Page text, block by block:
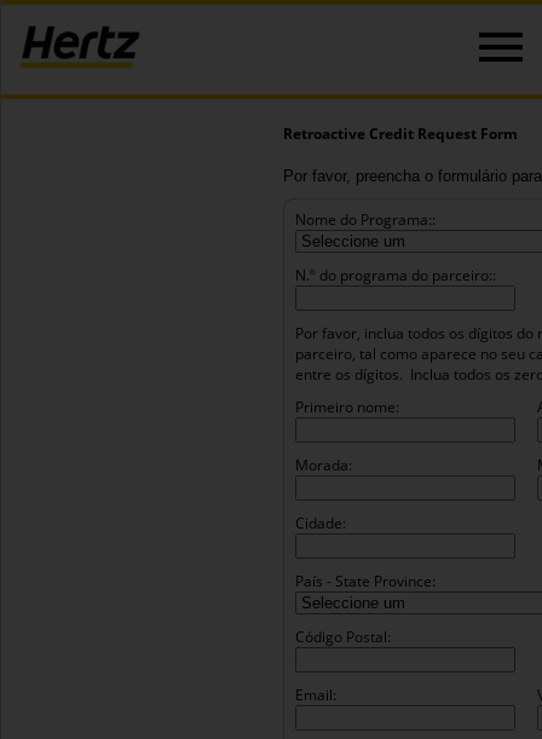
Retroactive Credit Request Form
Por favor, preencha o formulário
Nome do Programa::
N.º do programa do parceiro::
Por favor, inclua todos os dígitos
parceiro, tal como aparece no seu
entre os dígitos. Inclua todos os
Primeiro nome:
Morada:
Cidade:
País - State Province:
Código Postal:
Email: